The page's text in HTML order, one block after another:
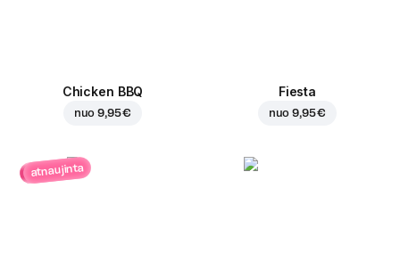
Chicken BBQ
nuo9,95 €
Fiesta
nuo9,95 €
atnaujinta